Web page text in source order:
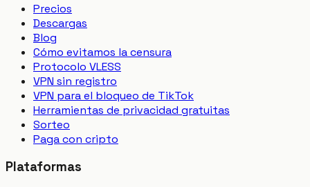
Precios
Descargas
Blog
Cómo evitamos la censura
Protocolo VLESS
VPN sin registro
VPN para el bloqueo de TikTok
Herramientas de privacidad gratuitas
Sorteo
Paga con cripto
Plataformas